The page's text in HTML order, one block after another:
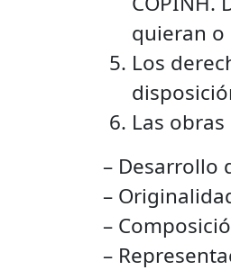
quieran o
Los
Las
– Desarrollo
–
–
–